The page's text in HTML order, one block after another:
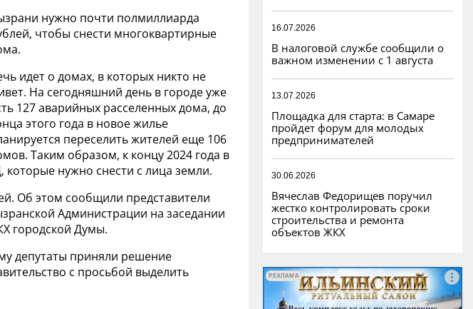
нужно почти полмиллиарда
чтобы снести многоквартирные
идет о домах, в которых никто не
На сегодняшний день в городе уже
127 аварийных расселенных дома, до
этого года в новое жилье
переселить жителей еще 106
Таким образом, к концу 2024 года в
нужно снести с лица земли.
Об этом сообщили представители
Администрации на заседании
городской Думы.
депутаты приняли решение
с просьбой выделить
16.07.2026
В налоговой службе сообщили о
важном изменении с 1 августа
13.07.2026
Площадка для старта: в Самаре
пройдет форум для молодых
предпринимателей
30.06.2026
Вячеслав Федорищев поручил
жестко контролировать сроки
строительства и ремонта
объектов ЖКХ
РЕКЛАМА